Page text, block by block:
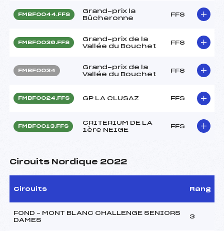
FMBF0044.FFS
Grand-prix la
Bûcheronne
FFS
FMBF0036.FFS
Grand-prix de la
Vallée du Bouchet
FFS
FMBF0034
Grand-prix de la
Vallée du Bouchet
FFS
FMBF0024.FFS GP LA CLUSAZ FFS
FMBF0013.FFS
CRITERIUM DE LA
1ère NEIGE
FFS
Circuits Nordique 2022
Circuits Rang
FOND – MONT BLANC CHALLENGE SENIORS
DAMES
3